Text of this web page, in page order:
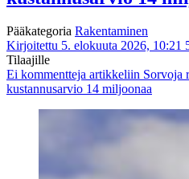
Pääkategoria Rakentaminen
Kirjoitettu 5. elokuuta 2026, 10:21
Tilaajille
Ei kommentteja artikkeliin Sorvoja
kustannusarvio 14 miljoonaa